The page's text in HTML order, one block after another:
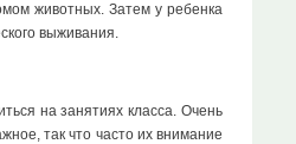
животных. Затем у ребенка
выживания.
на занятиях класса. Очень
так что часто их внимание